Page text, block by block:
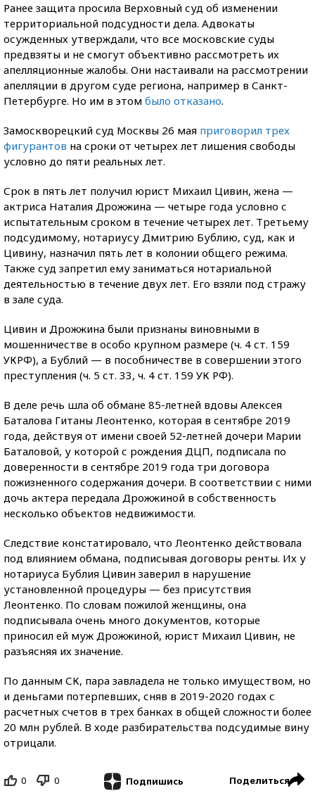
Ранее защита просила Верховный суд об изменении
территориальной подсудности дела. Адвокаты
осужденных утверждали, что все московские суды
предвзяты и не смогут объективно рассмотреть их
апелляционные жалобы. Они настаивали на рассмотрении
апелляции в другом суде региона, например в Санкт-
Петербурге. Но им в этом было отказано.
Замоскворецкий суд Москвы 26 мая приговорил трех
фигурантов на сроки от четырех лет лишения свободы
условно до пяти реальных лет.
Срок в пять лет получил юрист Михаил Цивин, жена —
актриса Наталия Дрожжина — четыре года условно с
испытательным сроком в течение четырех лет. Третьему
подсудимому, нотариусу Дмитрию Бублию, суд, как и
Цивину, назначил пять лет в колонии общего режима.
Также суд запретил ему заниматься нотариальной
деятельностью в течение двух лет. Его взяли под стражу
в зале суда.
Цивин и Дрожжина были признаны виновными в
мошенничестве в особо крупном размере (ч. 4 ст. 159
УКРФ), а Бублий — в пособничестве в совершении этого
преступления (ч. 5 ст. 33, ч. 4 ст. 159 УК РФ).
В деле речь шла об обмане 85-летней вдовы Алексея
Баталова Гитаны Леонтенко, которая в сентябре 2019
года, действуя от имени своей 52-летней дочери Марии
Баталовой, у которой с рождения ДЦП, подписала по
доверенности в сентябре 2019 года три договора
пожизненного содержания дочери. В соответствии с ними
дочь актера передала Дрожжиной в собственность
несколько объектов недвижимости.
Следствие констатировало, что Леонтенко действовала
под влиянием обмана, подписывая договоры ренты. Их у
нотариуса Бублия Цивин заверил в нарушение
установленной процедуры — без присутствия
Леонтенко. По словам пожилой женщины, она
подписывала очень много документов, которые
приносил ей муж Дрожжиной, юрист Михаил Цивин, не
разъясняя их значение.
По данным СК, пара завладела не только имуществом, но
и деньгами потерпевших, сняв в 2019-2020 годах с
расчетных счетов в трех банках в общей сложности более
20 млн рублей. В ходе разбирательства подсудимые вину
отрицали.
0 0 Подпишись Поделиться